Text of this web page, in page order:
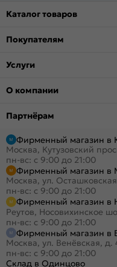
Каталог товаров
Покупателям
Услуги
О компании
Партнёрам
Фирменный магазин в
Москва, Кутузовский
пн-вс: с 9:00 до 21:00
Фирменный магазин в
Москва, ул.
пн-вс: с 9:00 до 21:00
Фирменный магазин в
Реутов, Носовихинское
пн-вс: с 9:00 до 21:00
Фирменный магазин в
Москва, ул. Венёвская, д.
пн-вс: с 9:00 до 21:00
Склад в Одинцово